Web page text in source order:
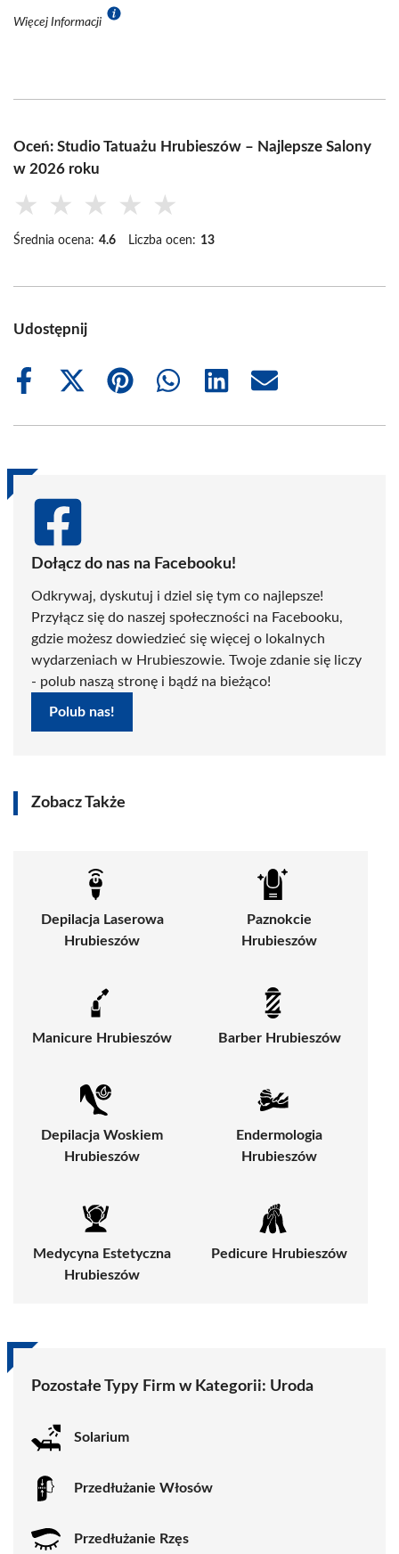
Więcej Informacji
Oceń: Studio Tatuażu Hrubieszów – Najlepsze Salony
w 2026 roku
★ ★ ★ ★ ★
Średnia ocena: 4.6 Liczba ocen: 13
Udostępnij
Share
Share
(Twitter)
Share
Share
Share
Share
Dołącz do nas na Facebooku!
Odkrywaj, dyskutuj i dziel się tym co najlepsze!
Przyłącz się do naszej społeczności na Facebooku,
gdzie możesz dowiedzieć się więcej o lokalnych
wydarzeniach w Hrubieszowie. Twoje zdanie się liczy
- polub naszą stronę i bądź na bieżąco!
Polub nas!
Zobacz Także
Depilacja Laserowa
Hrubieszów
Paznokcie
Hrubieszów
Manicure Hrubieszów Barber Hrubieszów
Depilacja Woskiem
Hrubieszów
Endermologia
Hrubieszów
Medycyna Estetyczna
Hrubieszów
Pedicure Hrubieszów
Pozostałe Typy Firm w Kategorii: Uroda
Solarium
Przedłużanie Włosów
Przedłużanie Rzęs